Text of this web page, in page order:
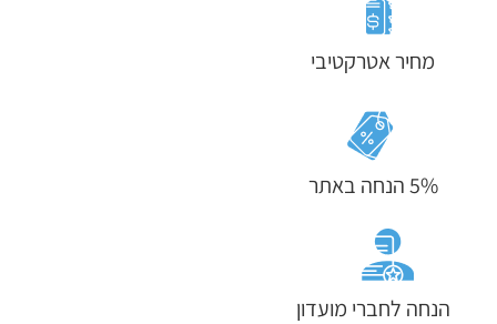
מחיר אטרקטיבי
5% הנחה באתר
הנחה לחברי מועדון